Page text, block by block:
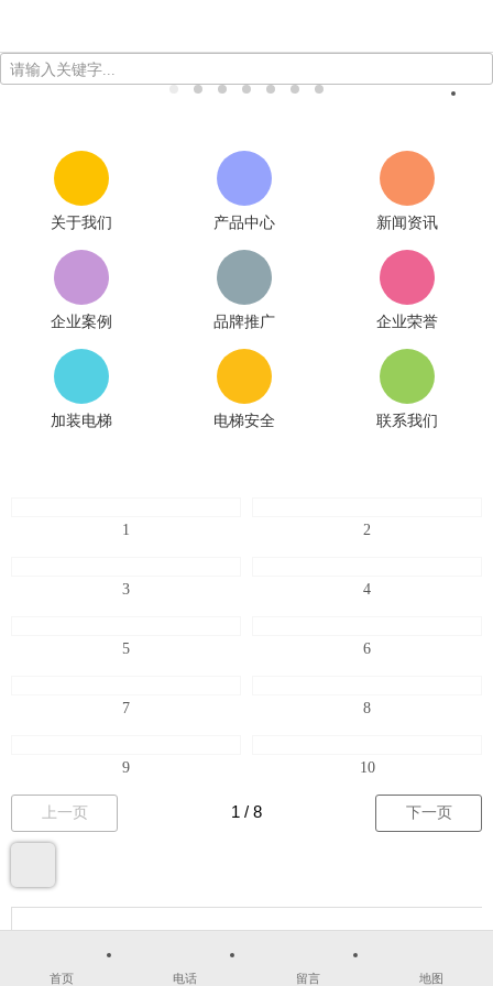
请输入关键字...
关于我们 产品中心 新闻资讯
企业案例 品牌推广 企业荣誉
加装电梯 电梯安全 联系我们
1 2
3 4
5 6
7 8
9 10
上一页 下一页
首页 电话 留言 地图